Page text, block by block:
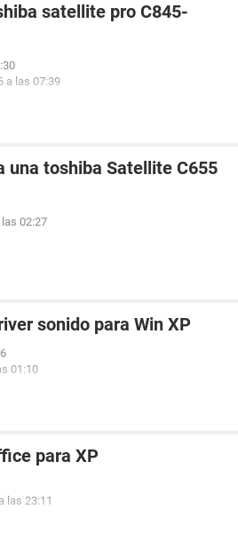
satellite pro C845-
a las 07:39
una toshiba Satellite C655
02:27
sonido para Win XP
01:10
para XP
las 23:11